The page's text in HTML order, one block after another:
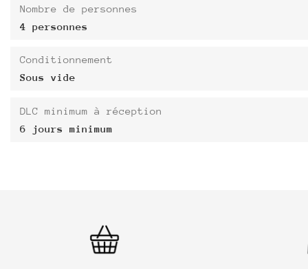
Nombre de personnes
4 personnes
Conditionnement
Sous vide
DLC minimum à réception
6 jours minimum